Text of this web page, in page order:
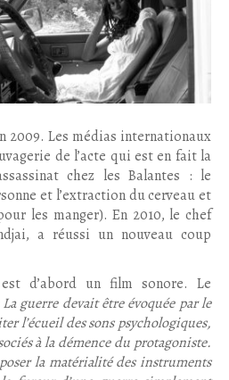
2009. Les médias internationaux
de l’acte qui est en fait la
chez les Balantes : le
et l’extraction du cerveau et
les manger). En 2010, le chef
a réussi un nouveau coup
est d’abord un film sonore. Le
La guerre devait être évoquée par le
l’écueil des sons psychologiques,
à la démence du protagoniste.
la matérialité des instruments